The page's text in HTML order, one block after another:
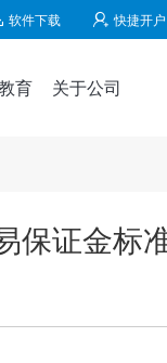
软件下载 快捷开户
育 关于公司
保证金标